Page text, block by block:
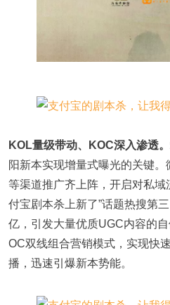
KOL量级带动、KOC深入渗透。
阳新本实现增量式曝光的关键
等渠道推广齐上阵，开启对私域
付宝剧本杀上新了”话题热搜第
亿，引发大量优质UGC内容的
OC双线组合营销模式，实现快
播，迅速引爆新本势能。